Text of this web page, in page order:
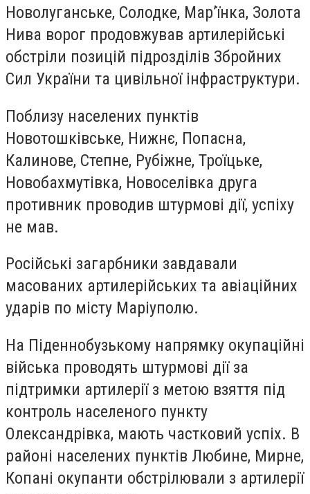
Новолуганське, Солодке, Мар’їнка, Золота
Нива ворог продовжував артилерійські
обстріли позицій підрозділів Збройних
Сил України та цивільної інфраструктури.
Поблизу населених пунктів
Новотошківське, Нижнє, Попасна,
Калинове, Степне, Рубіжне, Троїцьке,
Новобахмутівка, Новоселівка друга
противник проводив штурмові дії, успіху
не мав.
Російські загарбники завдавали
масованих артилерійських та авіаційних
ударів по місту Маріуполю.
На Піденнобузькому напрямку окупаційні
війська проводять штурмові дії за
підтримки артилерії з метою взяття під
контроль населеного пункту
Олександрівка, мають частковий успіх. В
районі населених пунктів Любине, Мирне,
Копані окупанти обстрілювали з артилерії